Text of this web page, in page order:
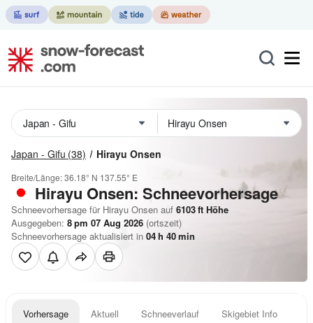
Japan - Gifu (38) Hirayu Onsen
Breite/Länge:36.18° N 137.55° E
Hirayu Onsen: Schneevorhersage
Schneevorhersage für Hirayu Onsen auf 6103ft Höhe
Ausgegeben: 8 pm 07 Aug 2026 (ortszeit)
Schneevorhersage aktualisiert in 04h 40min
Vorhersage Aktuell Schneeverlauf Skigebiet Info